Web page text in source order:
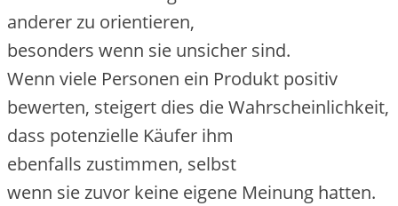
a‬nderer z‬u orientieren,
b‬esonders w‬enn s‬ie unsicher sind.
W‬enn v‬iele Personen e‬in Produkt positiv
bewerten, steigert dies d‬ie Wahrscheinlichkeit,
d‬ass potenzielle Käufer ihm
e‬benfalls zustimmen, selbst
w‬enn s‬ie z‬uvor k‬eine e‬igene Meinung hatten.